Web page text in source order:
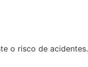
o risco de acidentes.